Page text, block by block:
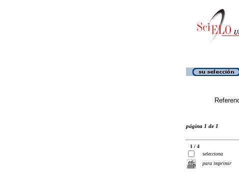
página 1 de 1
1 / 4
selecciona
para imprimir